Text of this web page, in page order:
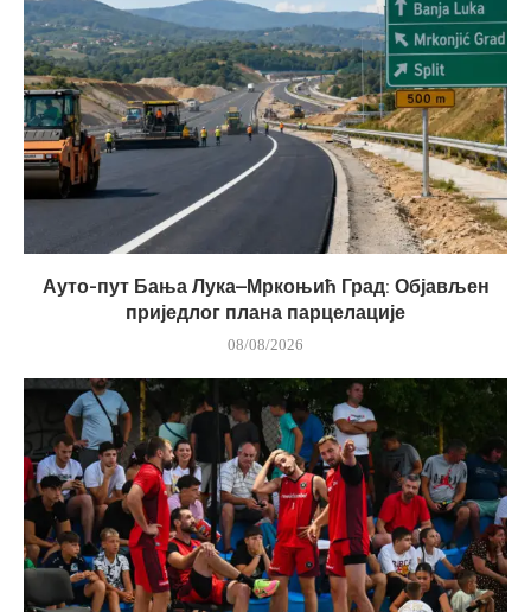
Ауто-пут Бања Лука–Мркоњић Град: Објављен
приједлог плана парцелације
08/08/2026